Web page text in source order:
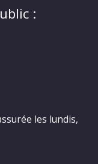
:
les lundis,